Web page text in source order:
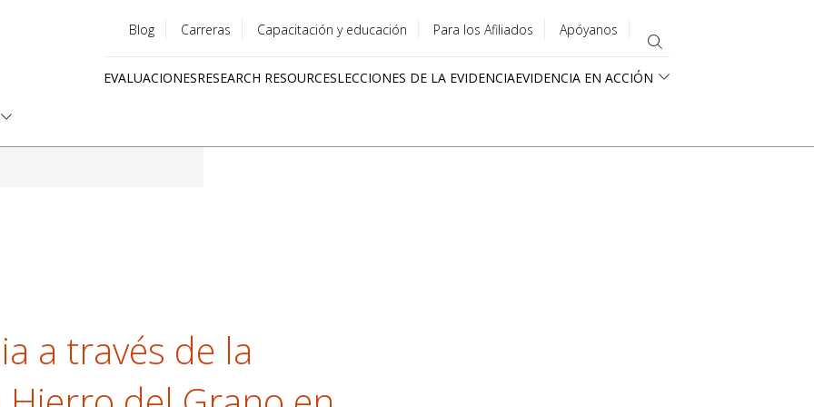
menu
Blog Carreras Capacitación y educación Para los Afiliados Apóyanos
EVALUACIONESRESEARCH RESOURCESLECCIONES DE LA EVIDENCIAEVIDENCIA EN ACCIÓN
a través de la